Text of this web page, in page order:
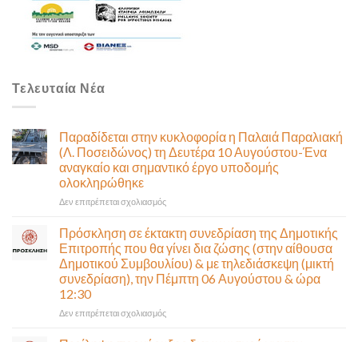
Τελευταία Νέα
Παραδίδεται στην κυκλοφορία η Παλαιά Παραλιακή
(Λ. Ποσειδώνος) τη Δευτέρα 10 Αυγούστου-Ένα
αναγκαίο και σημαντικό έργο υποδομής
ολοκληρώθηκε
Δεν επιτρέπεται σχολιασμόςστο
κυκλοφορία
η
Παλαιά
Παραλιακή
Ποσειδώνος)
Πρόσκληση σε έκτακτη συνεδρίαση της Δημοτικής
Επιτροπής που θα γίνει δια ζώσης (στην αίθουσα
Δημοτικού Συμβουλίου) & με τηλεδιάσκεψη (μικτή
συνεδρίαση), την Πέμπτη 06 Αυγούστου & ώρα
12:30
Δεν επιτρέπεται σχολιασμόςστο
σε